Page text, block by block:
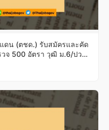
ดน (ตชด.) รับสมัครและคัด
วจ 500 อัตรา วุฒิ ม.6/ปวช.